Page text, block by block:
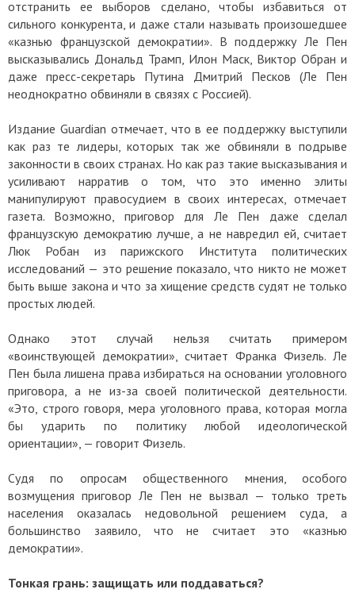
отстранить ее выборов сделано, чтобы избавиться от
сильного конкурента, и даже стали называть произошедшее
«казнью французской демократии». В поддержку Ле Пен
высказывались Дональд Трамп, Илон Маск, Виктор Обран и
даже пресс-секретарь Путина Дмитрий Песков (Ле Пен
неоднократно обвиняли в связях с Россией).
Издание Guardian отмечает, что в ее поддержку выступили
как раз те лидеры, которых так же обвиняли в подрыве
законности в своих странах. Но как раз такие высказывания и
усиливают нарратив о том, что это именно элиты
манипулируют правосудием в своих интересах, отмечает
газета. Возможно, приговор для Ле Пен даже сделал
французскую демократию лучше, а не навредил ей, считает
Люк Робан из парижского Института политических
исследований — это решение показало, что никто не может
быть выше закона и что за хищение средств судят не только
простых людей.
Однако этот случай нельзя считать примером
«воинствующей демократии», считает Франка Физель. Ле
Пен была лишена права избираться на основании уголовного
приговора, а не из-за своей политической деятельности.
«Это, строго говоря, мера уголовного права, которая могла
бы ударить по политику любой идеологической
ориентации», — говорит Физель.
Судя по опросам общественного мнения, особого
возмущения приговор Ле Пен не вызвал — только треть
населения оказалась недовольной решением суда, а
большинство заявило, что не считает это «казнью
демократии».
Тонкая грань: защищать или поддаваться?